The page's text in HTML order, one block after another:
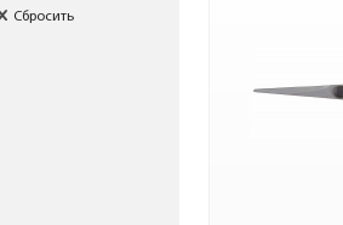
Сбросить